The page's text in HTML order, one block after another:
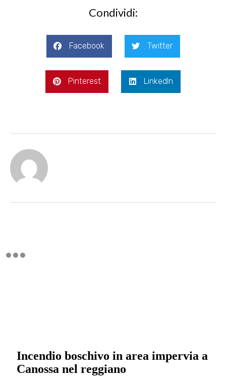
Condividi:
Facebook Twitter
Pinterest LinkedIn
Incendio boschivo in area impervia a
Canossa nel reggiano